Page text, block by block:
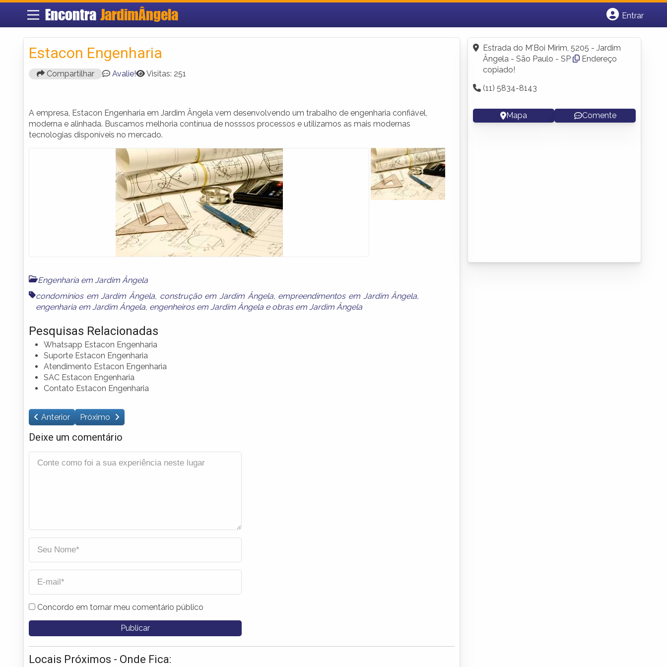
Encontra JardimÂngela
Entrar
Fazer login
Criar conta
Estacon Engenharia
Compartilhar Avalie! Visitas: 251
A empresa, Estacon Engenharia em Jardim Ângela vem desenvolvendo um trabalho de engenharia confiável,
moderna e alinhada. Buscamos melhoria contínua de nosssos processos e utilizamos as mais modernas
tecnologias disponíveis no mercado.
Engenharia em Jardim Ângela
condomínios em Jardim Ângela, construção em Jardim Ângela, empreendimentos em Jardim Ângela,
engenharia em Jardim Ângela, engenheiros em Jardim Ângela e obras em Jardim Ângela
Pesquisas Relacionadas
Whatsapp Estacon Engenharia
Suporte Estacon Engenharia
Atendimento Estacon Engenharia
SAC Estacon Engenharia
Contato Estacon Engenharia
Anterior Próximo
Deixe um comentário
Concordo em tornar meu comentário público
Locais Próximos - Onde Fica:
Estrada do M'Boi Mirim, 5205 - Jardim
Ângela - São Paulo - SP
Endereço
copiado!
(11) 5834-8143
Mapa Comente